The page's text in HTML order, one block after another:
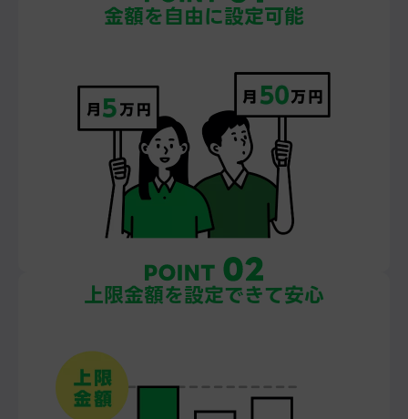
金額を自由に設定可能
上限金額を設定できて安心